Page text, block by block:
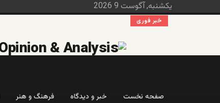
یکشنبه, آگوست 9 2026
خبر فوری
صفحه نخست خبر و دیدگاه فرهنگ و هنر